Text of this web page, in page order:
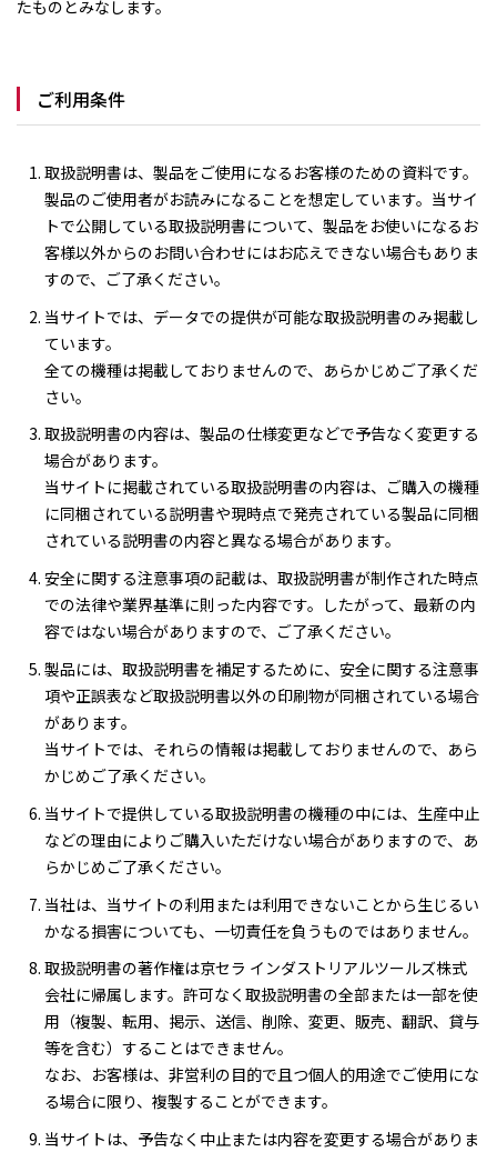
たものとみなします。
ご利用条件
取扱説明書は、製品をご使用になるお客様のための資料です。
製品のご使用者がお読みになることを想定しています。当サイ
トで公開している取扱説明書について、製品をお使いになるお
客様以外からのお問い合わせにはお応えできない場合もありま
すので、ご了承ください。
当サイトでは、データでの提供が可能な取扱説明書のみ掲載し
ています。
全ての機種は掲載しておりませんので、あらかじめご了承くだ
さい。
取扱説明書の内容は、製品の仕様変更などで予告なく変更する
場合があります。
当サイトに掲載されている取扱説明書の内容は、ご購入の機種
に同梱されている説明書や現時点で発売されている製品に同梱
されている説明書の内容と異なる場合があります。
安全に関する注意事項の記載は、取扱説明書が制作された時点
での法律や業界基準に則った内容です。したがって、最新の内
容ではない場合がありますので、ご了承ください。
製品には、取扱説明書を補足するために、安全に関する注意事
項や正誤表など取扱説明書以外の印刷物が同梱されている場合
があります。
当サイトでは、それらの情報は掲載しておりませんので、あら
かじめご了承ください。
当サイトで提供している取扱説明書の機種の中には、生産中止
などの理由によりご購入いただけない場合がありますので、あ
らかじめご了承ください。
当社は、当サイトの利用または利用できないことから生じるい
かなる損害についても、一切責任を負うものではありません。
取扱説明書の著作権は京セラ インダストリアルツールズ株式
会社に帰属します。許可なく取扱説明書の全部または一部を使
用（複製、転用、掲示、送信、削除、変更、販売、翻訳、貸与
等を含む）することはできません。
なお、お客様は、非営利の目的で且つ個人的用途でご使用にな
る場合に限り、複製することができます。
当サイトは、予告なく中止または内容を変更する場合がありま